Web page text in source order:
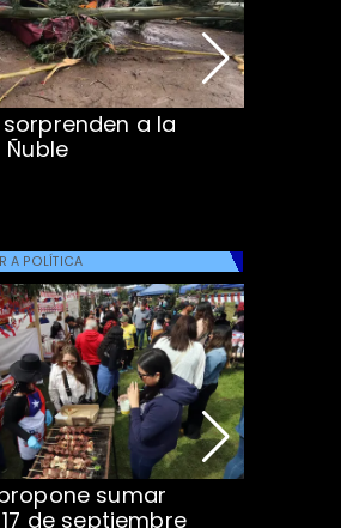
a la
A POLÍTICA
sumar
de septiembre